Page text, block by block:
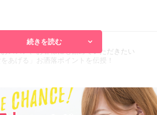
2016.10.28
ススメ、お客様にも勧めていただきたい
をあげる」お洒落ポイントを伝授！
続きを読む